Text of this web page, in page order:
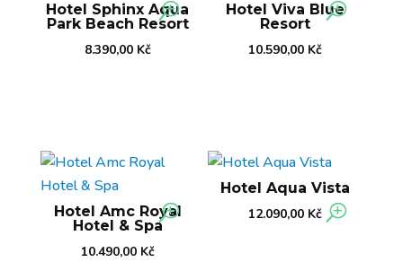
Hotel Sphinx Aqua
Park Beach Resort
8.390,00 Kč
Hotel Viva Blue
Resort
10.590,00 Kč
Hotel Amc Royal
Hotel & Spa
10.490,00 Kč
Hotel Aqua Vista
12.090,00 Kč